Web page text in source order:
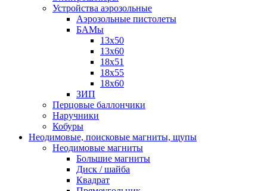
Устройства аэрозольные
Аэрозольные пистолеты
БАМы
13х50
13х60
18х51
18х55
18х60
ЗИП
Перцовые баллончики
Наручники
Кобуры
Неодимовые, поисковые магниты, щупы
Неодимовые магниты
Большие магниты
Диск / шайба
Квадрат